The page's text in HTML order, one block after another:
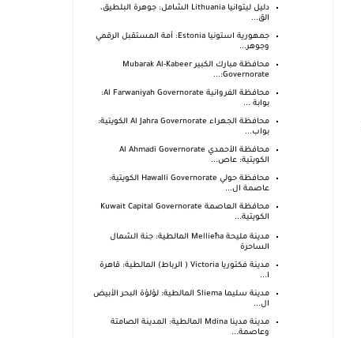
دليل ليتوانيا Lithuania الشامل: جوهرة البلطيق،
الق...
جمهورية استونيا Estonia: أمة المستقبل الرقمي
وجوهر...
محافظة مبارك الكبير Mubarak Al-Kabeer
Governorate:...
محافظة الفروانية Al Farwaniyah Governorate:
بوابة ...
محافظة الجهراء Al Jahra Governorate الكويتية:
بواب...
محافظة الأحمدي Al Ahmadi Governorate
الكويتية: عاص...
محافظة حولي Hawalli Governorate الكويتية:
عاصمة ال...
محافظة العاصمة Kuwait Capital Governorate
الكويتية...
مدينة مليحة Mellieħa المالطية: جنة الشمال
الساحرة
مدينة فكتوريا Victoria ( الرباط) المالطية: قاهرة
ا...
مدينة سليما Sliema المالطية: لؤلؤة البحر الأبيض
ال...
مدينة مدينا Mdina المالطية: المدينة الصامتة
وعاصمة...